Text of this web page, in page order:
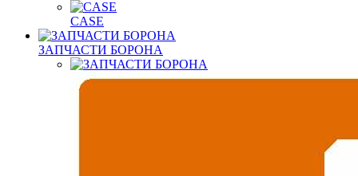
СASE
ЗАПЧАСТИ БОРОНА